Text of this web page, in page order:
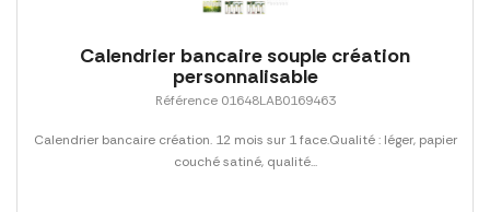
Calendrier bancaire souple création
personnalisable
Référence 01648LAB0169463
Calendrier bancaire création. 12 mois sur 1 face.Qualité : léger, papier
couché satiné, qualité...